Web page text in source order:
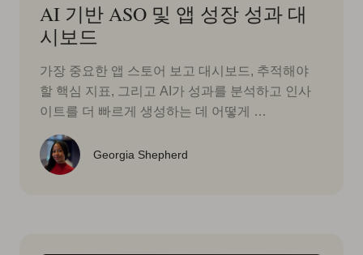
AI 기반 ASO 및 앱 성장 성과 대
시보드
가장 중요한 앱 스토어 보고 대시보드, 추적해야
할 핵심 지표, 그리고 AI가 성과를 분석하고 인사
이트를 더 빠르게 생성하는 데 어떻게 …
Georgia Shepherd